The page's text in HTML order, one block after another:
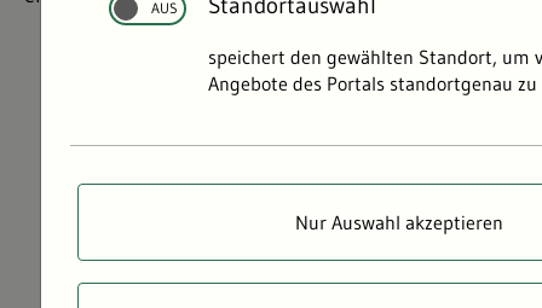
speichert den gewählten Standort, um
Angebote des Portals standortgenau
Nur Auswahl akzeptieren